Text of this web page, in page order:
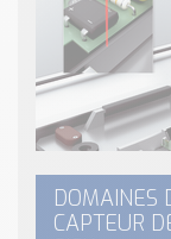
DOMAINES
CAPTEUR